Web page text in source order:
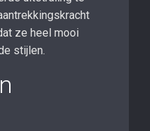
ze heel mooi
stijlen.